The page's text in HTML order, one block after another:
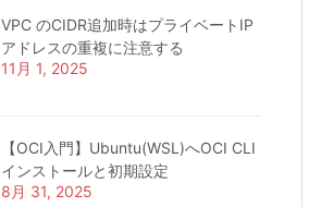
VPC のCIDR追加時はプライベートIP
アドレスの重複に注意する
11月 1, 2025
【OCI入門】Ubuntu(WSL)へOCI CLI
インストールと初期設定
8月 31, 2025